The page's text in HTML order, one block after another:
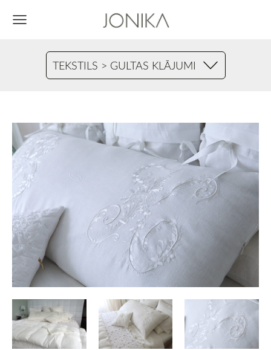
TEKSTILS > GULTAS KLĀJUMI